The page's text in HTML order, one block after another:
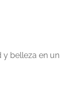
y belleza en un